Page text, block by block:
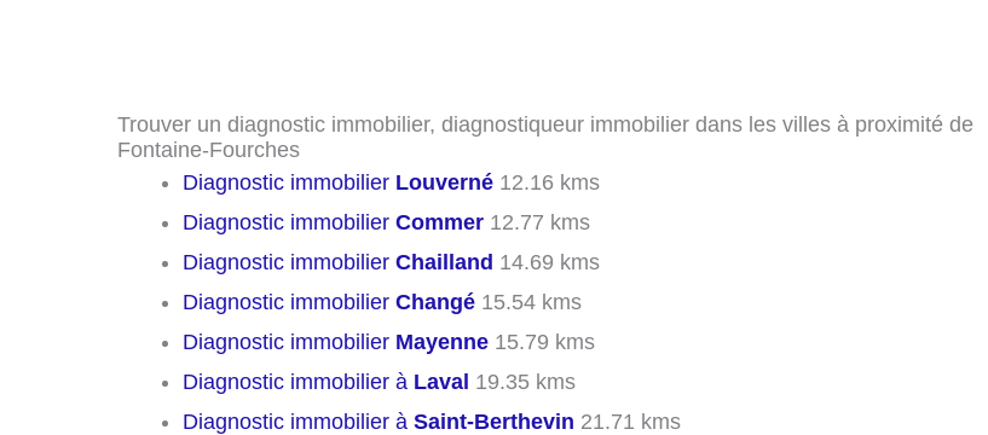
Trouver un diagnostic immobilier, diagnostiqueur immobilier dans les villes à proximité de
Fontaine-Fourches
Diagnostic immobilier Louverné 12.16 kms
Diagnostic immobilier Commer 12.77 kms
Diagnostic immobilier Chailland 14.69 kms
Diagnostic immobilier Changé 15.54 kms
Diagnostic immobilier Mayenne 15.79 kms
Diagnostic immobilier à Laval 19.35 kms
Diagnostic immobilier à Saint-Berthevin 21.71 kms